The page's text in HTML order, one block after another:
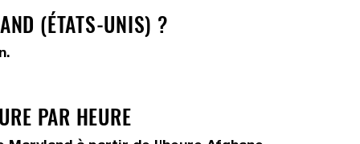
(ÉTATS-UNIS) ?
PAR HEURE